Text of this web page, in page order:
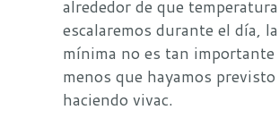
alrededor de que
escalaremos durante el día, la
mínima no es tan importante
menos que hayamos
haciendo vivac.